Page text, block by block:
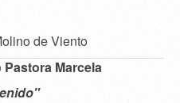
de Viento
Pastora Marcela